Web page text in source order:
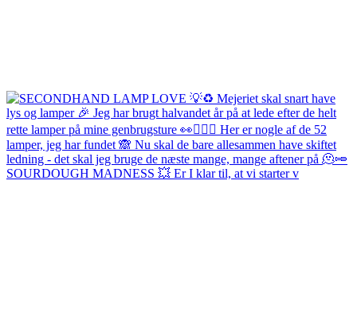
SOURDOUGH MADNESS 💥 Er I klar til, at vi starter v